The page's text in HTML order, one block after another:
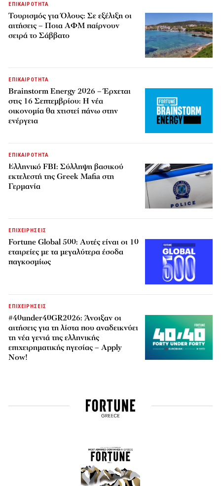
ΕΠΙΚΑΙΡΟΤΗΤΑ
Τουρισμός για Όλους: Σε εξέλιξη οι
αιτήσεις – Ποια ΑΦΜ παίρνουν
σειρά το Σάββατο
ΕΠΙΚΑΙΡΟΤΗΤΑ
Brainstorm Energy 2026 – Έρχεται
στις 16 Σεπτεμβρίου: Η νέα
οικονομία θα χτιστεί πάνω στην
ενέργεια
ΕΠΙΚΑΙΡΟΤΗΤΑ
Ελληνικό FBI: Σύλληψη βασικού
εκτελεστή της Greek Mafia στη
Γερμανία
ΕΠΙΧΕΙΡΗΣΕΙΣ
Fortune Global 500: Αυτές είναι οι 10
εταιρείες με τα μεγαλύτερα έσοδα
παγκοσμίως
ΕΠΙΧΕΙΡΗΣΕΙΣ
#40under40GR2026: Άνοιξαν οι
αιτήσεις για τη λίστα που αναδεικνύει
τη νέα γενιά της ελληνικής
επιχειρηματικής ηγεσίας – Apply
Now!